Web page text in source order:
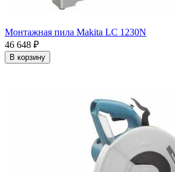
Монтажная пила Makita LC 1230N
46 648 ₽
В корзину